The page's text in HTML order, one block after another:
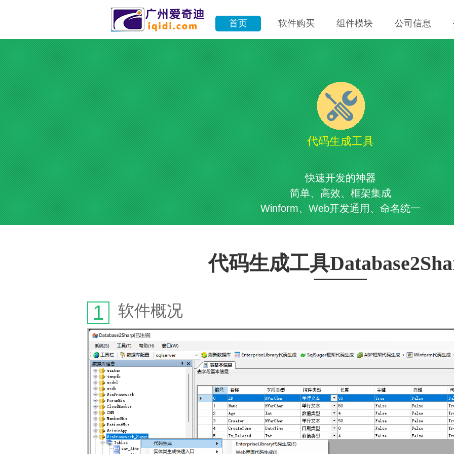
首页 软件购买 组件模块 公司信息
代码生成工具
快速开发的神器
简单、高效、框架集成
Winform、Web开发通用、命名统一
代码生成工具
1 软件概况